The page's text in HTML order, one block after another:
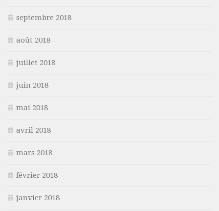
septembre 2018
août 2018
juillet 2018
juin 2018
mai 2018
avril 2018
mars 2018
février 2018
janvier 2018